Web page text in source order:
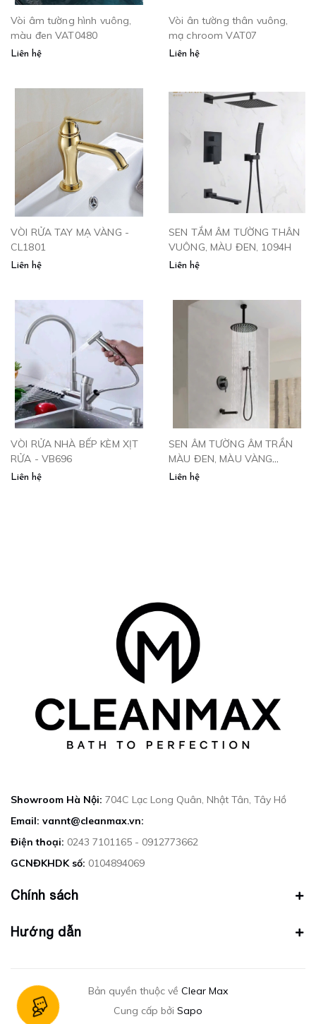
Vòi âm tường hình vuông,
màu đen VAT0480
Liên hệ
Vòi ân tường thân vuông,
mạ chroom VAT07
Liên hệ
VÒI RỬA TAY MẠ VÀNG -
CL1801
Liên hệ
SEN TẮM ÂM TƯỜNG THÂN
VUÔNG, MÀU ĐEN, 1094H
Liên hệ
VÒI RỬA NHÀ BẾP KÈM XỊT
RỬA - VB696
Liên hệ
SEN ÂM TƯỜNG ÂM TRẦN
MÀU ĐEN, MÀU VÀNG
-1002QH
Liên hệ
Showroom Hà Nội: 704C Lạc Long Quân, Nhật Tân, Tây Hồ
Email: vannt@cleanmax.vn:
Điện thoại: 0243 7101165 - 0912773662
GCNĐKHDK số: 0104894069
Chính sách
Hướng dẫn
Bản quyền thuộc về Clear Max
Cung cấp bởi Sapo